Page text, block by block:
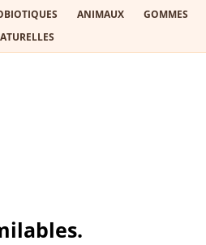
ANIMAUX GOMMES